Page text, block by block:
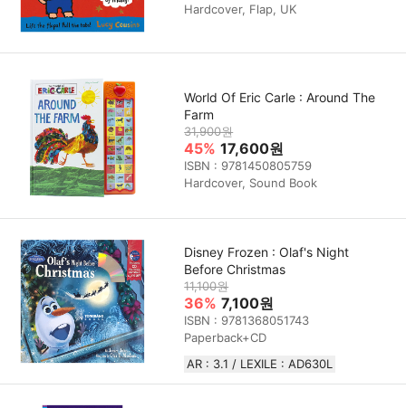
Hardcover, Flap, UK
World Of Eric Carle : Around The
Farm
31,900원
45% 17,600원
ISBN : 9781450805759
Hardcover, Sound Book
Disney Frozen : Olaf's Night
Before Christmas
11,100원
36% 7,100원
ISBN : 9781368051743
Paperback+CD
AR : 3.1 / LEXILE : AD630L